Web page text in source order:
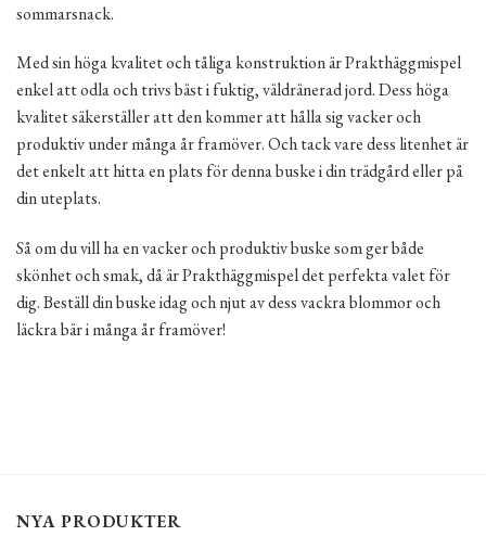
sommarsnack.
Med sin höga kvalitet och tåliga konstruktion är Prakthäggmispel
enkel att odla och trivs bäst i fuktig, väldränerad jord. Dess höga
kvalitet säkerställer att den kommer att hålla sig vacker och
produktiv under många år framöver. Och tack vare dess litenhet är
det enkelt att hitta en plats för denna buske i din trädgård eller på
din uteplats.
Så om du vill ha en vacker och produktiv buske som ger både
skönhet och smak, då är Prakthäggmispel det perfekta valet för
dig. Beställ din buske idag och njut av dess vackra blommor och
läckra bär i många år framöver!
NYA PRODUKTER